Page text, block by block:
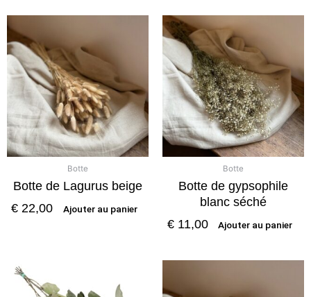
Botte
Botte de Lagurus beige
€ 22,00 Ajouter au panier
Botte
Botte de gypsophile
blanc séché
€11,00 Ajouter au panier